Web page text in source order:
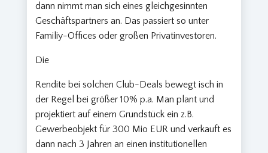
dann nimmt man sich eines gleichgesinnten
Geschäftspartners an. Das passiert so unter
Familiy-Offices oder großen Privatinvestoren.
Die
Rendite bei solchen Club-Deals bewegt isch in
der Regel bei größer 10% p.a. Man plant und
projektiert auf einem Grundstück ein z.B.
Gewerbeobjekt für 300 Mio EUR und verkauft es
dann nach 3 Jahren an einen institutionellen